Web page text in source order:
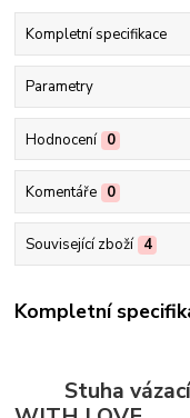
Kompletní specifikace
Parametry
Hodnocení 0
Komentáře 0
Související zboží 4
Kompletní
Stuha vázací